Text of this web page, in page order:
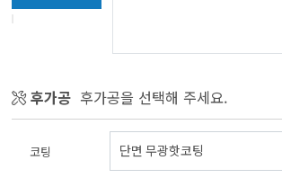
후가공 후가공을 선택해 주세요.
코팅